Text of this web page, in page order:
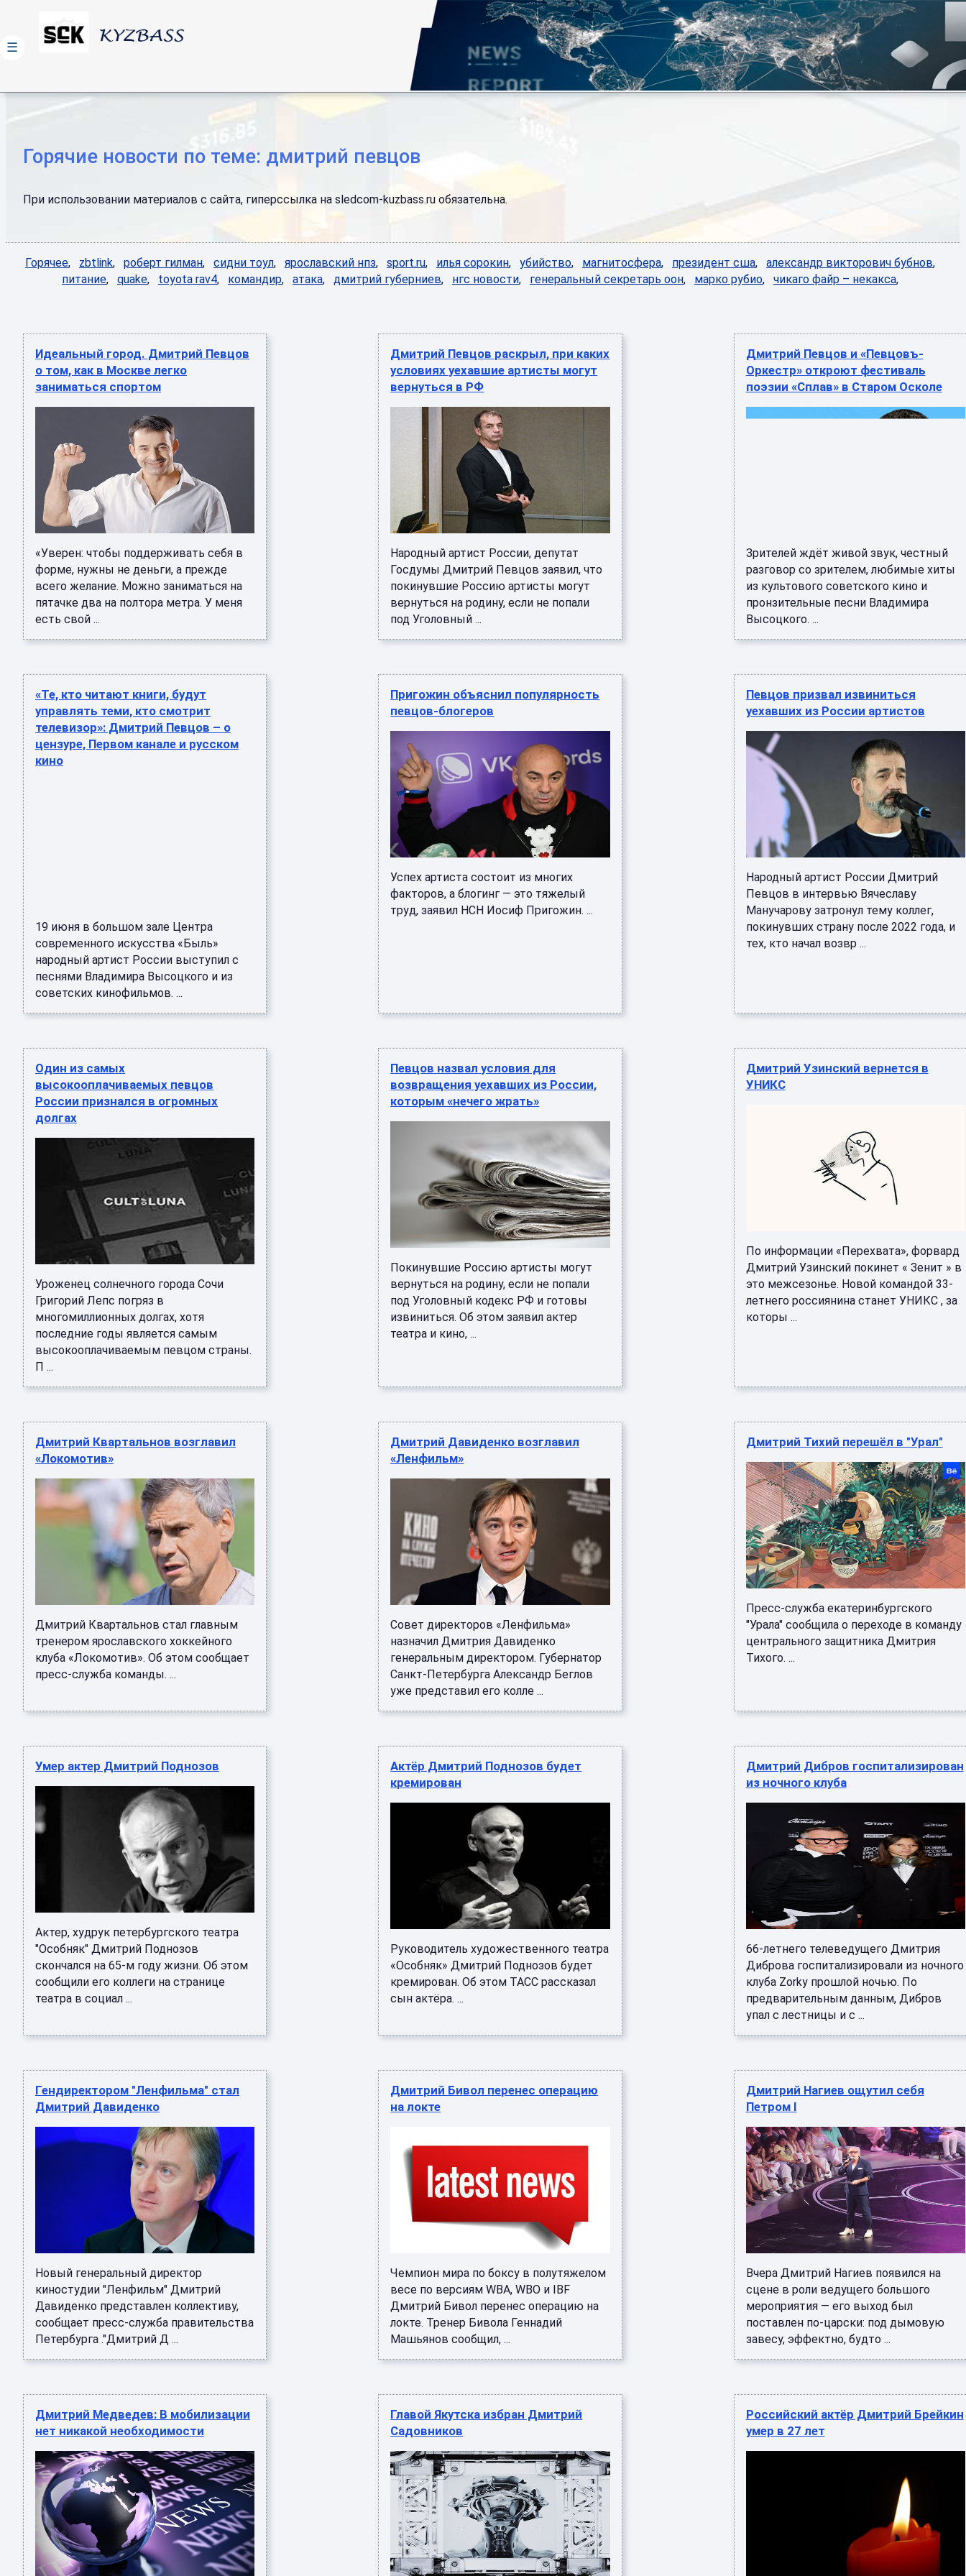
Горячие новости по теме: дмитрий певцов
При использовании материалов с сайта, гиперссылка на sledcom-kuzbass.ru обязательна.
Горячее, zbtlink, роберт гилман, сидни тоул, ярославский нпз, sport.ru, илья сорокин, убийство, магнитосфера, президент сша, александр викторович бубнов,
питание, quake, toyota rav4, командир, атака, дмитрий губерниев, нгс новости, генеральный секретарь оон, марко рубио, чикаго файр – некакса,
Идеальный город. Дмитрий Певцов
о том, как в Москве легко
заниматься спортом
«Уверен: чтобы поддерживать себя в
форме, нужны не деньги, а прежде
всего желание. Можно заниматься на
пятачке два на полтора метра. У меня
есть свой ...
Дмитрий Певцов раскрыл, при каких
условиях уехавшие артисты могут
вернуться в РФ
Народный артист России, депутат
Госдумы Дмитрий Певцов заявил, что
покинувшие Россию артисты могут
вернуться на родину, если не попали
под Уголовный ...
Дмитрий Певцов и «Певцовъ-
Оркестр» откроют фестиваль
поэзии «Сплав» в Старом Осколе
Зрителей ждёт живой звук, честный
разговор со зрителем, любимые хиты
из культового советского кино и
пронзительные песни Владимира
Высоцкого. ...
«Те, кто читают книги, будут
управлять теми, кто смотрит
телевизор»: Дмитрий Певцов – о
цензуре, Первом канале и русском
кино
19 июня в большом зале Центра
современного искусства «Быль»
народный артист России выступил с
песнями Владимира Высоцкого и из
советских кинофильмов. ...
Пригожин объяснил популярность
певцов-блогеров
Успех артиста состоит из многих
факторов, а блогинг — это тяжелый
труд, заявил НСН Иосиф Пригожин. ...
Певцов призвал извиниться
уехавших из России артистов
Народный артист России Дмитрий
Певцов в интервью Вячеславу
Манучарову затронул тему коллег,
покинувших страну после 2022 года, и
тех, кто начал возвр ...
Один из самых
высокооплачиваемых певцов
России признался в огромных
долгах
Уроженец солнечного города Сочи
Григорий Лепс погряз в
многомиллионных долгах, хотя
последние годы является самым
высокооплачиваемым певцом страны.
П ...
Певцов назвал условия для
возвращения уехавших из России,
которым «нечего жрать»
Покинувшие Россию артисты могут
вернуться на родину, если не попали
под Уголовный кодекс РФ и готовы
извиниться. Об этом заявил актер
театра и кино, ...
Дмитрий Узинский вернется в
УНИКС
По информации «Перехвата», форвард
Дмитрий Узинский покинет « Зенит » в
это межсезонье. Новой командой 33-
летнего россиянина станет УНИКС , за
которы ...
Дмитрий Квартальнов возглавил
«Локомотив»
Дмитрий Квартальнов стал главным
тренером ярославского хоккейного
клуба «Локомотив». Об этом сообщает
пресс-служба команды. ...
Дмитрий Давиденко возглавил
«Ленфильм»
Совет директоров «Ленфильма»
назначил Дмитрия Давиденко
генеральным директором. Губернатор
Санкт-Петербурга Александр Беглов
уже представил его колле ...
Дмитрий Тихий перешёл в "Урал"
Пресс-служба екатеринбургского
"Урала" сообщила о переходе в команду
центрального защитника Дмитрия
Тихого. ...
Умер актер Дмитрий Поднозов
Актер, худрук петербургского театра
"Особняк" Дмитрий Поднозов
скончался на 65-м году жизни. Об этом
сообщили его коллеги на странице
театра в социал ...
Актёр Дмитрий Поднозов будет
кремирован
Руководитель художественного театра
«Особняк» Дмитрий Поднозов будет
кремирован. Об этом ТАСС рассказал
сын актёра. ...
Дмитрий Дибров госпитализирован
из ночного клуба
66-летнего телеведущего Дмитрия
Диброва госпитализировали из ночного
клуба Zorky прошлой ночью. По
предварительным данным, Дибров
упал с лестницы и с ...
Гендиректором "Ленфильма" стал
Дмитрий Давиденко
Новый генеральный директор
киностудии "Ленфильм" Дмитрий
Давиденко представлен коллективу,
сообщает пресс-служба правительства
Петербурга ."Дмитрий Д ...
Дмитрий Бивол перенес операцию
на локте
Чемпион мира по боксу в полутяжелом
весе по версиям WBA, WBO и IBF
Дмитрий Бивол перенес операцию на
локте. Тренер Бивола Геннадий
Машьянов сообщил, ...
Дмитрий Нагиев ощутил себя
Петром I
Вчера Дмитрий Нагиев появился на
сцене в роли ведущего большого
мероприятия — его выход был
поставлен по-царски: под дымовую
завесу, эффектно, будто ...
Дмитрий Медведев: В мобилизации
нет никакой необходимости
Главой Якутска избран Дмитрий
Садовников
Российский актёр Дмитрий Брейкин
умер в 27 лет
☰